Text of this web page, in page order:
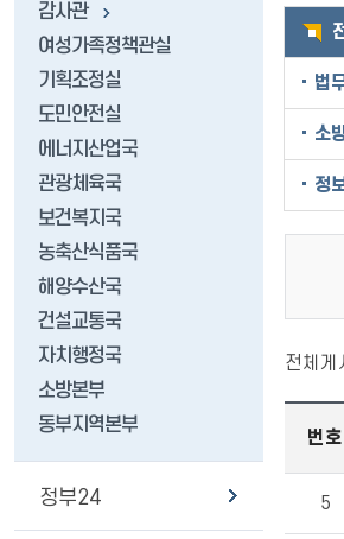
감사관
여성가족정책관실
기획조정실
도민안전실
에너지산업국
관광체육국
보건복지국
농축산식품국
해양수산국
건설교통국
자치행정국
소방본부
동부지역본부
정부24
법
소
정
전체게
번호
5